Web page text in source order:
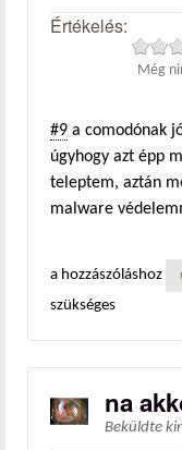
Értékelés:
Még
#9 a comodónak
úgyhogy azt épp
teleptem, aztán
malware
a hozzászóláshoz
szükséges
na
Beküldte